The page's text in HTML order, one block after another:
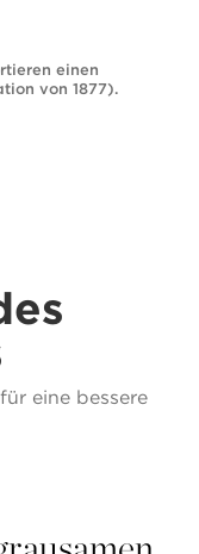
einen
von 1877).
eine bessere